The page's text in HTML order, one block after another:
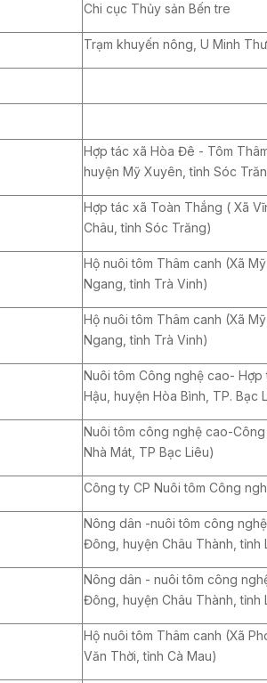
Chi cục Thủy sản Bến tre
Trạm khuyến nông, U Minh
Hợp tác xã Hòa Đê - Tôm
huyện Mỹ Xuyên, tỉnh Sóc
Hợp tác xã Toàn Thắng ( Xã
Châu, tỉnh Sóc Trăng)
Hộ nuôi tôm Thâm canh (Xã
Ngang, tỉnh Trà Vinh)
Hộ nuôi tôm Thâm canh (Xã
Ngang, tỉnh Trà Vinh)
Nuôi tôm Công nghệ cao-
Hậu, huyện Hòa Bình, TP. Bạc
Nuôi tôm công nghệ cao-
Nhà Mát, TP Bạc Liêu)
Công ty CP Nuôi tôm Công
Nông dân -nuôi tôm công
Đông, huyện Châu Thành, tỉnh
Nông dân - nuôi tôm công
Đông, huyện Châu Thành, tỉnh
Hộ nuôi tôm Thâm canh (Xã
Văn Thời, tỉnh Cà Mau)